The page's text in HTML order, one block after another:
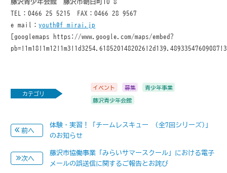
藤沢青少年会館 藤沢市朝日町10-8
TEL：0466-25-5215 FAX：0466-28-9567
e-mail：youth@f-mirai.jp
[googlemaps https://www.google.com/maps/embed?
カテゴリ
イベント 募集 青少年事業
藤沢青少年会館
前へ
体験・実習！「チームレスキュー (全7回シリーズ)」
のお知らせ
次へ
藤沢市協働事業「みらいサマースクール」における電子
メールの誤送信に関するご報告とお詫び